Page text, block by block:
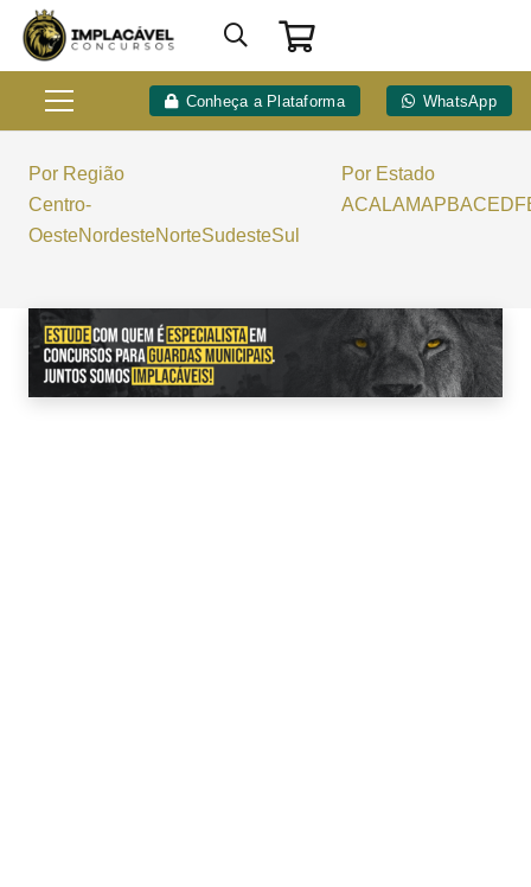
Conheça a Plataforma WhatsApp
Por Região
Centro-
OesteNordesteNorteSudesteSul
Por Estado
ACALAMAPBACEDF